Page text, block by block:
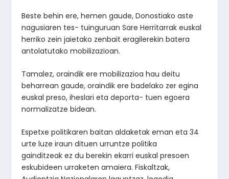
Beste behin ere, hemen gaude, Donostiako aste
nagusiaren tes- tuinguruan Sare Herritarrak euskal
herriko zein jaietako zenbait eragilerekin batera
antolatutako mobilizazioan.
Tamalez, oraindik ere mobilizazioa hau deitu
beharrean gaude, oraindik ere badelako zer egina
euskal preso, iheslari eta deporta- tuen egoera
normalizatze bidean.
Espetxe politikaren baitan aldaketak eman eta 34
urte luze iraun dituen urruntze politika
gainditzeak ez du berekin ekarri euskal presoen
eskubideen urraketen amaiera. Fiskaltzak,